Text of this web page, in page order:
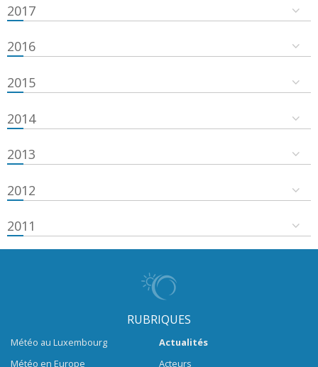
2017
2016
2015
2014
2013
2012
2011
RUBRIQUES
Météo au Luxembourg
Météo en Europe
Actualités
Acteurs